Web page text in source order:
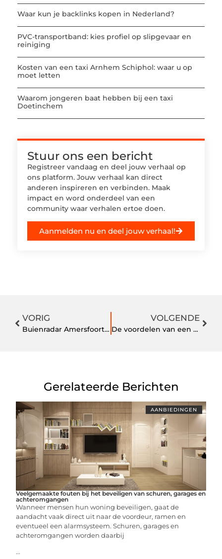
Waar kun je backlinks kopen in Nederland?
PVC-transportband: kies profiel op slipgevaar en
reiniging
Kosten van een taxi Arnhem Schiphol: waar u op
moet letten
Waarom jongeren baat hebben bij een taxi
Doetinchem
Stuur ons een bericht
Registreer vandaag en deel jouw verhaal op
ons platform. Jouw verhaal kan direct
anderen inspireren en verbinden. Maak
impact en word onderdeel van een
community waar verhalen ertoe doen.
Aanmelden nu en deel jouw verhaal!
VORIG
Buienradar Amersfoort Het Weer Binnen Handbereik
VOLGENDE
De voordelen van een goede bodygel
Gerelateerde Berichten
AANBIEDINGEN
Veelgemaakte fouten bij het beveiligen van schuren, garages en
achteromgangen
Wanneer mensen hun woning beveiligen, gaat de
aandacht vaak direct uit naar de voordeur, ramen en
eventueel een alarmsysteem. Schuren, garages en
achteromgangen worden daarbij
...